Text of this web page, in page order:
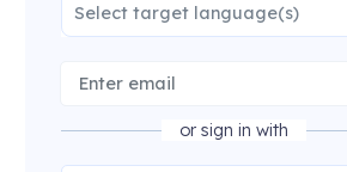
Select target language(s)
or sign in with